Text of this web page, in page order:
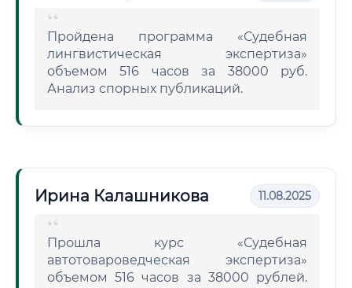
Пройдена программа «Судебная
лингвистическая экспертиза»
объемом 516 часов за 38000 руб.
Анализ спорных публикаций.
Ирина Калашникова 11.08.2025
Прошла курс «Судебная
автотовароведческая экспертиза»
объемом 516 часов за 38000 рублей.